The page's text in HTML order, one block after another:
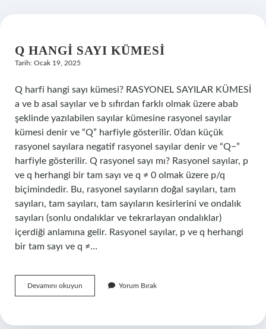
Q HANGI SAYI KÜMESI
Tarih: Ocak 19, 2025
Q harfi hangi sayı kümesi? RASYONEL SAYILAR KÜMESİ
a ve b asal sayılar ve b sıfırdan farklı olmak üzere abab
şeklinde yazılabilen sayılar kümesine rasyonel sayılar
kümesi denir ve “Q” harfiyle gösterilir. 0’dan küçük
rasyonel sayılara negatif rasyonel sayılar denir ve “Q−”
harfiyle gösterilir. Q rasyonel sayı mı? Rasyonel sayılar, p
ve q herhangi bir tam sayı ve q ≠ 0 olmak üzere p/q
biçimindedir. Bu, rasyonel sayıların doğal sayıları, tam
sayıları, tam sayıları, tam sayıların kesirlerini ve ondalık
sayıları (sonlu ondalıklar ve tekrarlayan ondalıklar)
içerdiği anlamına gelir. Rasyonel sayılar, p ve q herhangi
bir tam sayı ve q ≠…
Devamını okuyun
Hangi
Yorum Bırak